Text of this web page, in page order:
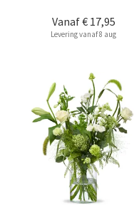
Vanaf€ 17,95
Levering vanaf 8 aug